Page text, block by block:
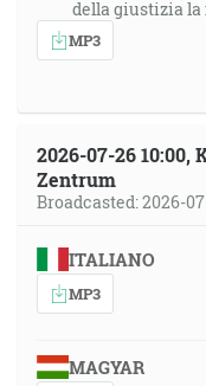
della giustizia la
MP3
2026-07-26 10:00,
Zentrum
Broadcasted: 2026-
ITALIANO
MP3
MAGYAR